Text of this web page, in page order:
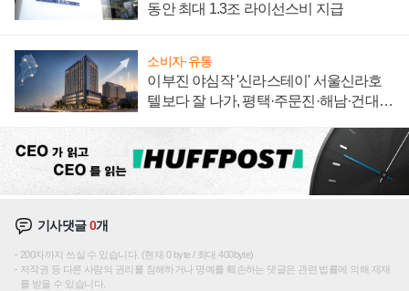
동안 최대 1.3조 라이선스비 지급
소비자·유통
이부진 야심작 '신라스테이' 서울신라호
텔보다 잘 나가, 평택·주문진·해남·건대로
기사댓글0개
200자까지 쓰실 수 있습니다. (현재 0 byte / 최대 400byte)
저작권 등 다른 사람의 권리를 침해하거나 명예를 훼손하는 댓글은 관련 법률에 의해 제재
를 받을 수 있습니다.